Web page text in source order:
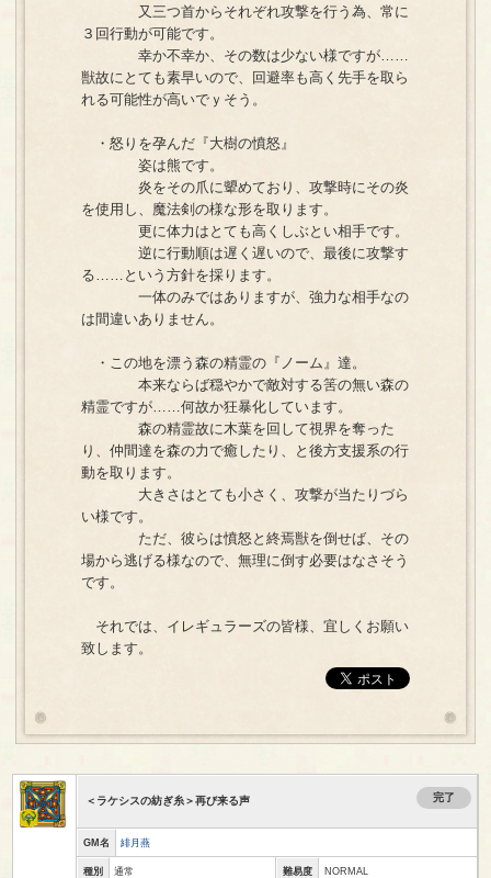
又三つ首からそれぞれ攻撃を行う為、常に
３回行動が可能です。
幸か不幸か、その数は少ない様ですが……
獣故にとても素早いので、回避率も高く先手を取ら
れる可能性が高いでｙそう。
・怒りを孕んだ『大樹の憤怒』
姿は熊です。
炎をその爪に顰めており、攻撃時にその炎
を使用し、魔法剣の様な形を取ります。
更に体力はとても高くしぶとい相手です。
逆に行動順は遅く遅いので、最後に攻撃す
る……という方針を採ります。
一体のみではありますが、強力な相手なの
は間違いありません。
・この地を漂う森の精霊の『ノーム』達。
本来ならば穏やかで敵対する筈の無い森の
精霊ですが……何故か狂暴化しています。
森の精霊故に木葉を回して視界を奪った
り、仲間達を森の力で癒したり、と後方支援系の行
動を取ります。
大きさはとても小さく、攻撃が当たりづら
い様です。
ただ、彼らは憤怒と終焉獣を倒せば、その
場から逃げる様なので、無理に倒す必要はなさそう
です。
それでは、イレギュラーズの皆様、宜しくお願い
致します。
＜ラケシスの紡ぎ糸＞再び来る声 完了
GM名 緋月燕
種別 通常 難易度 NORMAL